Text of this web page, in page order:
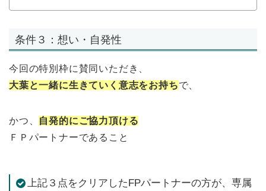
条件３：想い・自発性
今回の特別枠に賛同いただき、
大葉と一緒に生きていく意志をお持ちで、
かつ、 自発的にご協力頂ける
ＦＰパートナーであること
上記３点をクリアしたFPパートナーの方が、専属